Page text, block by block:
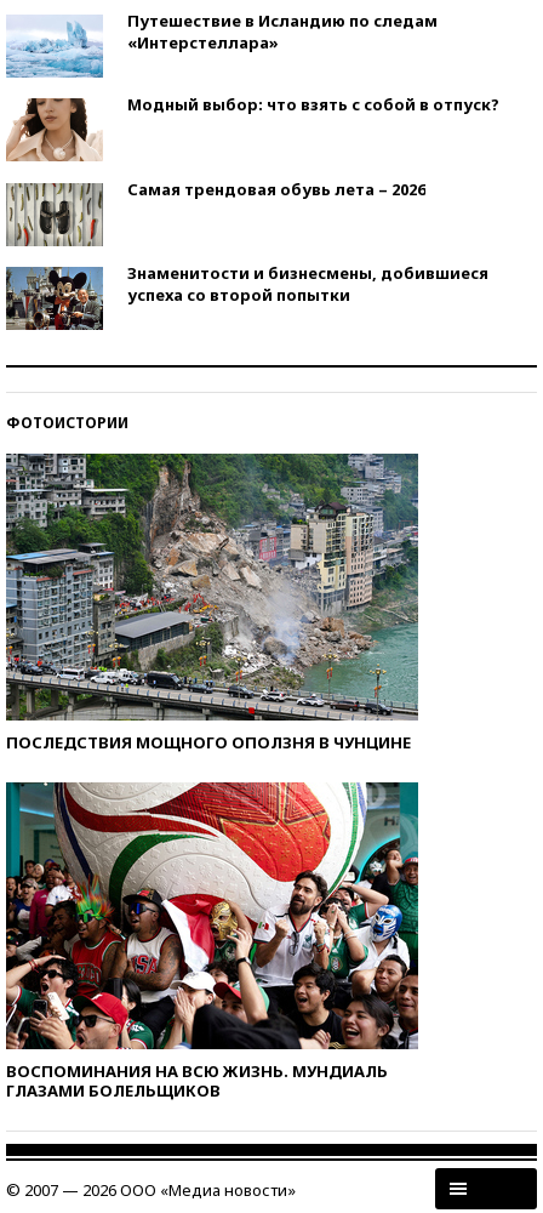
Путешествие в Исландию по следам
«Интерстеллара»
Модный выбор: что взять с собой в отпуск?
Самая трендовая обувь лета – 2026
Знаменитости и бизнесмены, добившиеся
успеха со второй попытки
ФОТОИСТОРИИ
ПОСЛЕДСТВИЯ МОЩНОГО ОПОЛЗНЯ В ЧУНЦИНЕ
ВОСПОМИНАНИЯ НА ВСЮ ЖИЗНЬ. МУНДИАЛЬ
ГЛАЗАМИ БОЛЕЛЬЩИКОВ
© 2007 — 2026 ООО «Медиа новости»